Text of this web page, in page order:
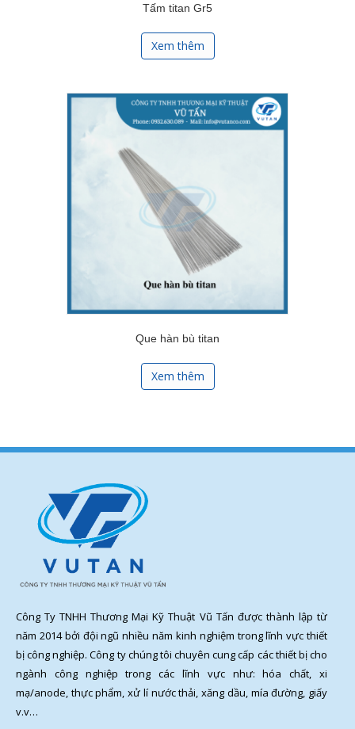
Tấm titan Gr5
Xem thêm
Que hàn bù titan
Xem thêm
Công Ty TNHH Thương Mại Kỹ Thuật Vũ Tấn được thành lập từ
năm 2014 bởi đội ngũ nhiều năm kinh nghiệm trong lĩnh vực thiết
bị công nghiệp. Công ty chúng tôi chuyên cung cấp các thiết bị cho
ngành công nghiệp trong các lĩnh vực như: hóa chất, xi
mạ/anode, thực phẩm, xử lí nước thải, xăng dầu, mía đường, giấy
v.v…